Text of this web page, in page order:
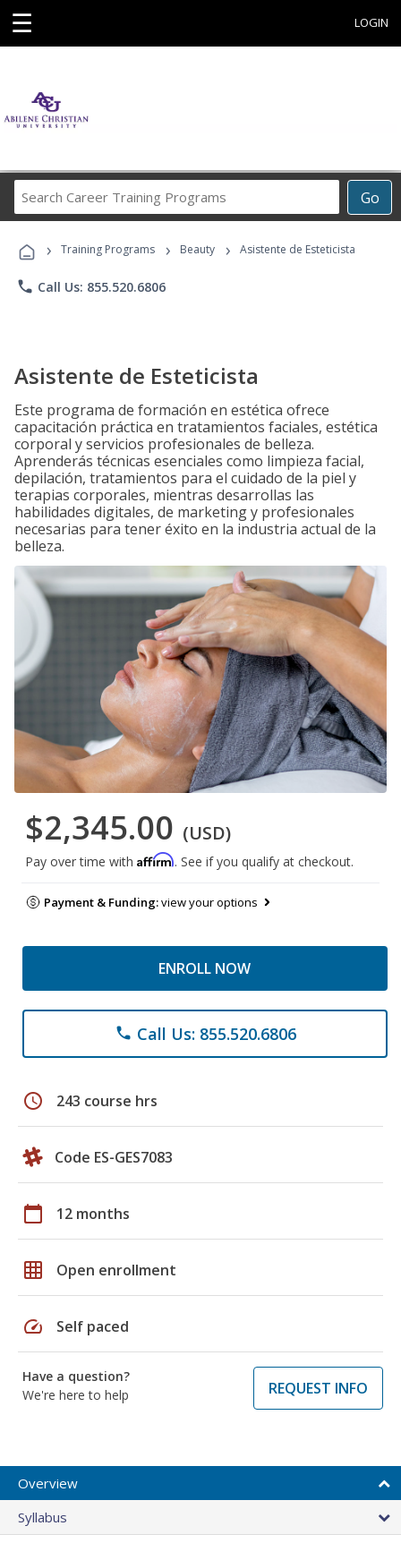
☰ LOGIN
Go
Career
Programs
› Training Programs › Beauty › Asistente de Esteticista
phone Call Us: 855.520.6806
Asistente de Esteticista
Este programa de formación en estética ofrece
capacitación práctica en tratamientos faciales, estética
corporal y servicios profesionales de belleza.
Aprenderás técnicas esenciales como limpieza facial,
depilación, tratamientos para el cuidado de la piel y
terapias corporales, mientras desarrollas las
habilidades digitales, de marketing y profesionales
necesarias para tener éxito en la industria actual de la
belleza.
$2,345.00 (USD)
Pay over time with Affirm. See if you qualify at checkout.
Payment & Funding:view your options
ENROLL NOW
phone Call Us: 855.520.6806
schedule 243 course hrs
Code ES-GES7083
calendar_today 12 months
grid_on Open enrollment
speed Self paced
Have a question?
We're here to help
REQUEST INFO
Overview
Syllabus